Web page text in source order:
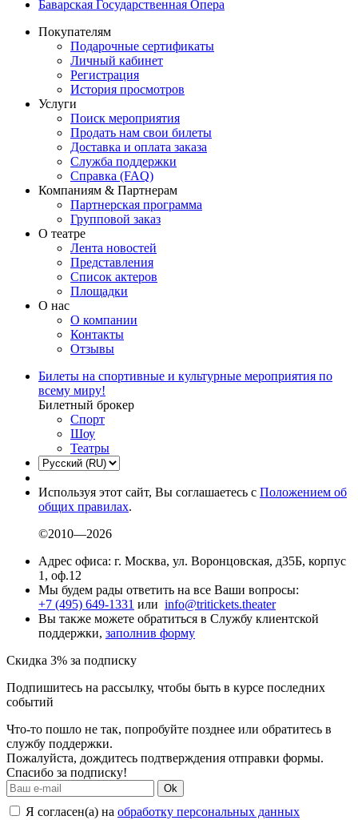
Баварская Государственная Опера
Покупателям
Подарочные сертификаты
Личный кабинет
Регистрация
История просмотров
Услуги
Поиск мероприятия
Продать нам свои билеты
Доставка и оплата заказа
Служба поддержки
Справка (FAQ)
Компаниям & Партнерам
Партнерская программа
Групповой заказ
О театре
Лента новостей
Представления
Список актеров
Площадки
О нас
О компании
Контакты
Отзывы
Билеты на спортивные и культурные мероприятия по
всему миру!
Билетный брокер
Спорт
Шоу
Театры
Используя этот сайт, Вы соглашаетесь с Положением об
общих правилах.
©2010—2026
Адрес офиса: г. Москва, ул. Воронцовская, д35Б, корпус
1, оф.12
Мы будем рады ответить на все Ваши вопросы:
+7 (495) 649-1331 или info@tritickets.theater
Вы также можете обратиться в Службу клиентской
поддержки, заполнив форму
Скидка 3% за подписку
Подпишитесь на рассылку, чтобы быть в курсе последних
событий
Что-то пошло не так, попробуйте позднее или обратитесь в
службу поддержки.
Пожалуйста, дождитесь подтверждения отправки формы.
Спасибо за подписку!
Ok
Я согласен(а) на обработку персональных данных